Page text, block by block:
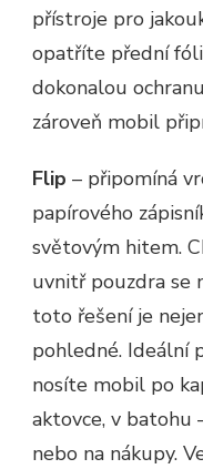
přístroje pro
opatříte přední
dokonalou
zároveň mobil
Flip – připomíná
papírového
světovým hitem.
uvnitř pouzdra se
toto řešení je
pohledné. Ideální
nosíte mobil po
aktovce, v batohu
nebo na nákupy.